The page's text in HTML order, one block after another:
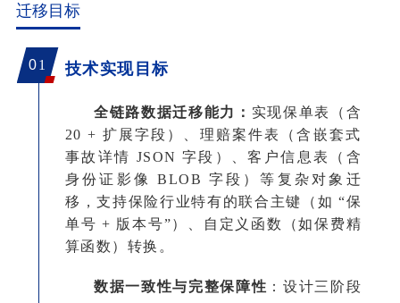
迁移目标
01 技术实现目标
全链路数据迁移能力： 实现保单表（含
20 + 扩展字段）、理赔案件表（含嵌套式
事故详情 JSON 字段）、客户信息表（含
身份证影像 BLOB 字段）等复杂对象迁
移，支持保险行业特有的联合主键（如 “保
单号 + 版本号”）、自定义函数（如保费精
算函数）转换。
数据一致性与完整保障性 ： 设计三阶段